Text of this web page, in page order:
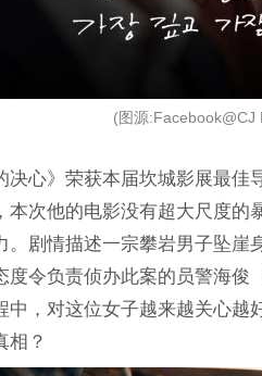
(图源:Facebook@CJ
决心》荣获本届坎城影展最佳
本次他的电影没有超大尺度的
。剧情描述一宗攀岩男子坠崖
度令负责侦办此案的员警海俊
中，对这位女子越来越关心越
相？